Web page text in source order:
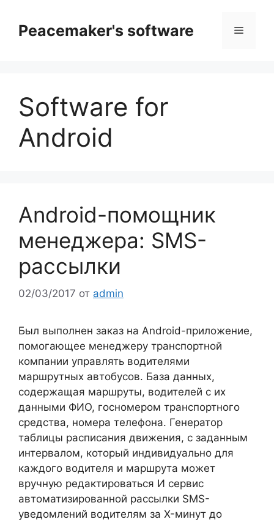
содержимому
Peacemaker's software Меню
Software for
Android
Android-помощник
менеджера: SMS-
рассылки
02/03/2017 от admin
Был выполнен заказ на Android-приложение,
помогающее менеджеру транспортной
компании управлять водителями
маршрутных автобусов. База данных,
содержащая маршруты, водителей с их
данными ФИО, госномером транспортного
средства, номера телефона. Генератор
таблицы расписания движения, с заданным
интервалом, который индивидуально для
каждого водителя и маршрута может
вручную редактироваться И сервис
автоматизированной рассылки SMS-
уведомлений водителям за X-минут до